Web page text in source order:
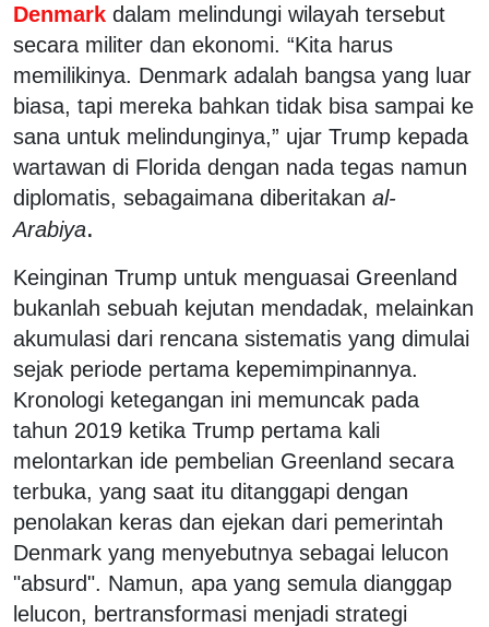
Denmark dalam melindungi wilayah tersebut
secara militer dan ekonomi. “Kita harus
memilikinya. Denmark adalah bangsa yang luar
biasa, tapi mereka bahkan tidak bisa sampai ke
sana untuk melindunginya,” ujar Trump kepada
wartawan di Florida dengan nada tegas namun
diplomatis, sebagaimana diberitakan al-
Arabiya.
Keinginan Trump untuk menguasai Greenland
bukanlah sebuah kejutan mendadak, melainkan
akumulasi dari rencana sistematis yang dimulai
sejak periode pertama kepemimpinannya.
Kronologi ketegangan ini memuncak pada
tahun 2019 ketika Trump pertama kali
melontarkan ide pembelian Greenland secara
terbuka, yang saat itu ditanggapi dengan
penolakan keras dan ejekan dari pemerintah
Denmark yang menyebutnya sebagai lelucon
"absurd". Namun, apa yang semula dianggap
lelucon, bertransformasi menjadi strategi